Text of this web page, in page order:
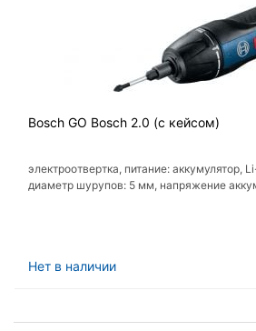
Bosch GO Bosch 2.0 (с кейсом)
электроотвертка, питание: аккумулятор,
диаметр шурупов: 5 мм, напряжение
Нет в наличии